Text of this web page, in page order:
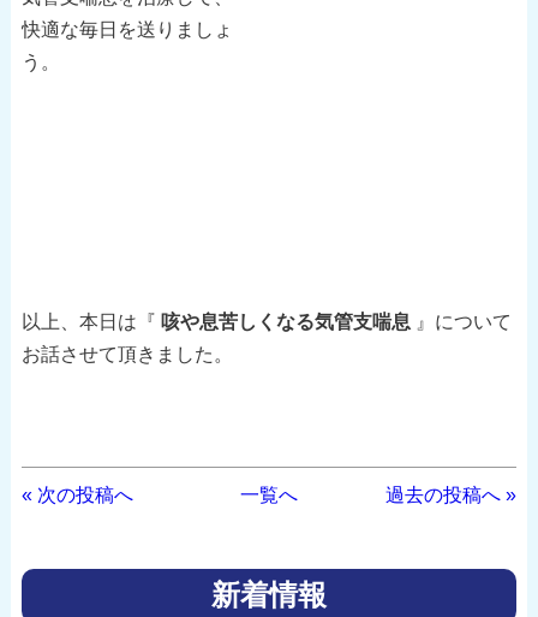
快適な毎日を送りましょ
う。
以上、本日は『 咳や息苦しくなる気管支喘息 』について
お話させて頂きました。
過去の投稿へ »
一覧へ
« 次の投稿へ
新着情報